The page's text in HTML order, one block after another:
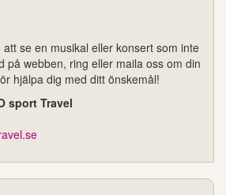
se en musikal eller konsert som inte
på webben, ring eller maila oss om din
hjälpa dig med ditt önskemål!
sport Travel